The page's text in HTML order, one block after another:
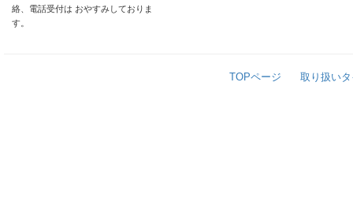
絡、電話受付は おやすみしておりま
す。
TOPページ 取り扱い